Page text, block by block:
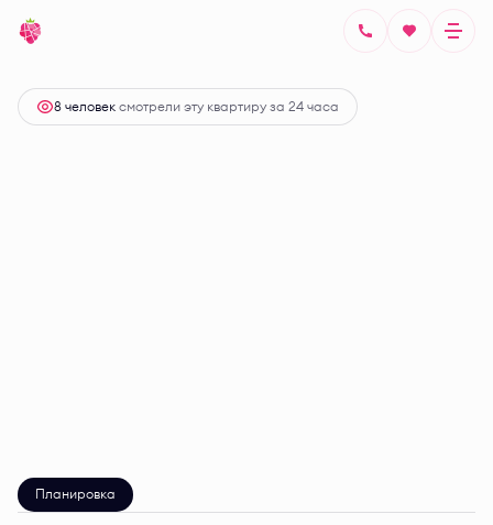
Студия Цена по запросу
8 человек смотрели эту квартиру за 24 часа
Планировка